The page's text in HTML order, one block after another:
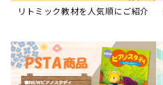
リトミック教材を人気順にご紹介